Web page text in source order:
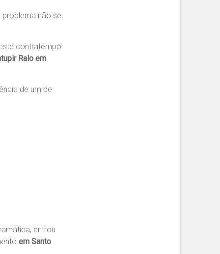
não se
contratempo.
Ralo em
de um de
entrou
em Santo